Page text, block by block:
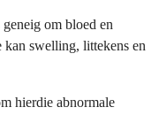
om bloed en
swelling, littekens en
hierdie abnormale